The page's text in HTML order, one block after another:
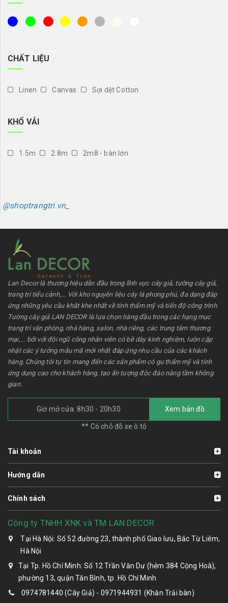
CHẤT LIỆU
Linen Canvas Sợi dệt Cotton
KHỔ VẢI
1.5m 2.8m 2m8 - bàn lớn
@shoptrangtri.vn_
Lan Decor là thương hiệu dẫn đầu trong lĩnh vực cây giả, tường cây giả,
trang trí tiểu cảnh,... Với kho nguyên liệu cây lá phong phú, đa dạng đáp
ứng những yêu cầu khắt khe nhất về tính thẩm mỹ và tiến độ công trình.
Tường cây giả LAN DECOR là lựa chọn hàng đầu trong các hạng mục
trang trí văn phòng, nhà hàng, salon, nhà riêng, các trung tâm thương
mại,... bởi với đội ngũ công nhân viên có bề dày kinh nghiệm, luôn cập
nhật các ý tưởng mẫu mã mới nhất đáp ứng nhu cầu của các khách
hàng. Chúng tôi tự tin mang đến các sản phẩm có gu thẩm mỹ và tính
ứng dụng cao cho khách hàng, tạo ấn tượng độc đáo nâng tầm không
gian.
Giờ mở cửa: 8h30 - 20h30 Xem bản đồ
** Có chỗ đỗ xe ô tô
Tài khoản
Hướng dẫn
Chính sách
Công ty TNHH XNK và TM LAN DECOR
Tại Hà Nội: Số 52 đường 23, thành phố Giao lưu, Bắc Từ Liêm,
Hà Nội
Tại Tp. Hồ Chí Minh: Số 12 Trần Văn Dư (hẻm 384 Cộng Hoà),
phường 13, quận Tân Bình, tp. Hồ Chí Minh
0974781440 (Cây Giả) - 0971944931 (Khăn Trải bàn)